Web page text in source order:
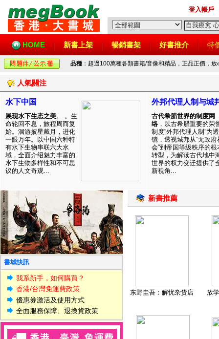
登入帳戶
HOME 新書上架 暢銷書架 好書推介 特
品種 ：超過100萬種各類書籍/音像和精品，正品正價，
人氣關注
水下中国
展现水下生态之美。 。生
命轮回不息，旅程周而复
始。洄游披星戴月，进化
一眼万年。以中国六种特
有水下生物串联六大水
域，全面介绍魅力丰富的
水下生物多样性和不可思
议的人文奇观...
外邦代理人制与城
古代希腊世界的制度网
络 ，以古希腊重要的荣
制度“外邦代理人制”为透
镜，透视城邦从“无政府
会”到帝国等级秩序的根
转型，为解读古代地中
世界的权力变迁提供了
新视角...
書城快訊
我系新手，如何購買？
香港/台灣免運費政策
優惠券激活及使用方式
全面服務保障、退換貨政策
新書推薦
东野圭吾：解忧杂货店 放